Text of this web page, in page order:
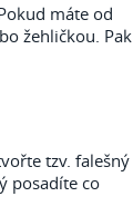
máte od
žehličkou. Pak
tzv. falešný
posadíte co